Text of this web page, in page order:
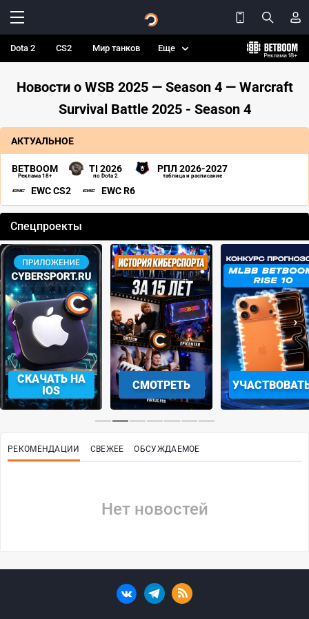
Dota 2 CS2 Мир танков Еще
Новости о WSB 2025 — Season 4 — Warcraft
Survival Battle 2025 - Season 4
АКТУАЛЬНОЕ
BETBOOM
Реклама 18+
TI 2026
по Dota 2
РПЛ 2026-2027
таблица и расписание
EWC CS2 EWC R6
Спецпроекты
СКАЧАТЬ НА
IOS
СМОТРЕТЬ
‹ ›
РЕКОМЕНДАЦИИ СВЕЖЕЕ ОБСУЖДАЕМОЕ
Нет новостей